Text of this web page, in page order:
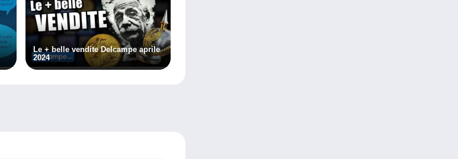
Le + belle vendite Delcampe aprile
2024